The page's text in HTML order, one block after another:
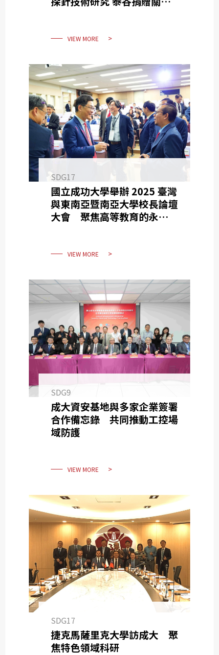
VIEW MORE
SDG17
國立成功大學舉辦 2025 臺灣
與東南亞暨南亞大學校長論壇
大會 聚焦高等教育的永續治
VIEW MORE
SDG9
成大資安基地與多家企業簽署
合作備忘錄 共同推動工控場
域防護
VIEW MORE
SDG17
捷克馬薩里克大學訪成大 聚
焦特色領域科研